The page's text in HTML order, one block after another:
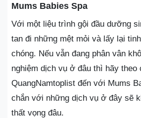
Mums Babies Spa
Với một liệu trình gội đầu dưỡng
tan đi những mệt mỏi và lấy lại
chóng. Nếu vẫn đang phân vân
nghiệm dịch vụ ở đâu thì hãy theo
QuangNamtoplist đến với Mums
chắn với những dịch vụ ở đây sẽ
thất vọng đâu.